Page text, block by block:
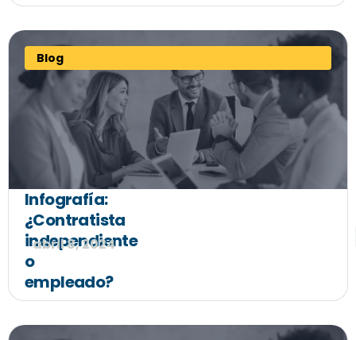
Blog
Infografía:
¿Contratista
independiente
o
empleado?
abril 8, 2024